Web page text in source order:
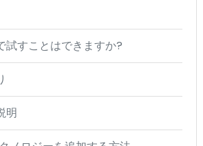
試すことはできますか?
明